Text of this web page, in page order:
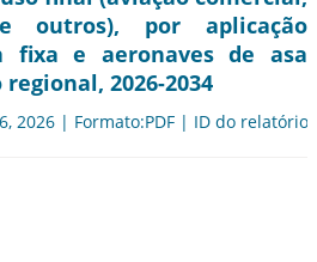
outros), por aplicação
fixa e aeronaves de asa
2026-2034
2026 | Formato:PDF | ID do relatório: